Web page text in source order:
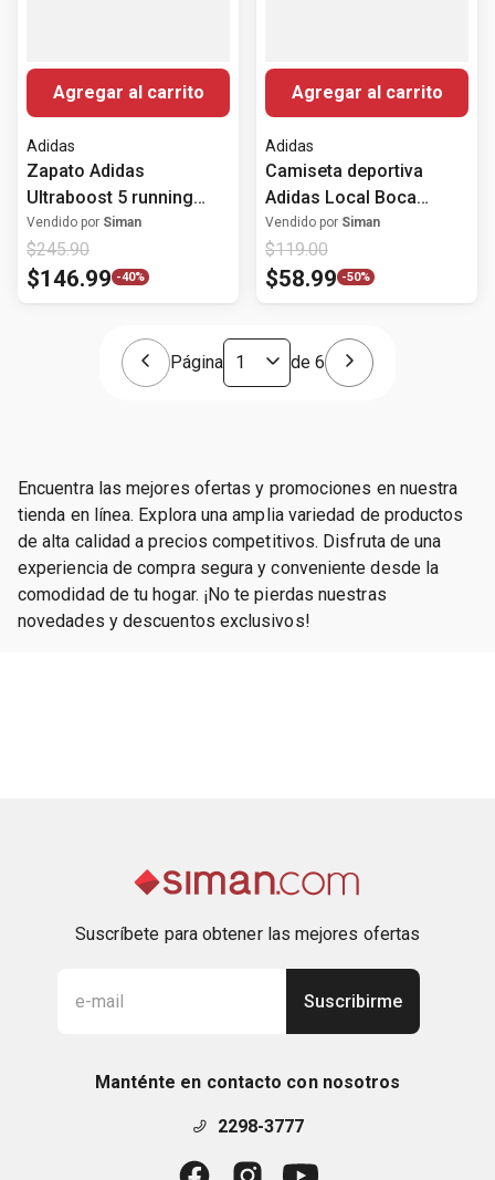
Agregar al carrito
Adidas
Zapato Adidas
Ultraboost 5 running
deportivo color rosado
para mujer
Vendido por Siman
$245.90
$146.99 -40%
Agregar al carrito
Adidas
Camiseta deportiva
Adidas Local Boca
Juniors 25/26 para
hombre
Vendido por Siman
$119.00
$58.99 -50%
Página de 6
Encuentra las mejores ofertas y promociones en nuestra
tienda en línea. Explora una amplia variedad de productos
de alta calidad a precios competitivos. Disfruta de una
experiencia de compra segura y conveniente desde la
comodidad de tu hogar. ¡No te pierdas nuestras
novedades y descuentos exclusivos!
Suscríbete para obtener las mejores ofertas
Suscribirme
Manténte en contacto con nosotros
2298-3777